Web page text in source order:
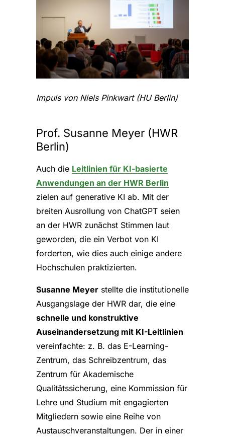
Impuls von Niels Pinkwart (HU Berlin)
Prof. Susanne Meyer (HWR
Berlin)
Auch die Leitlinien für KI-basierte
Anwendungen an der HWR Berlin
zielen auf generative KI ab. Mit der
breiten Ausrollung von ChatGPT seien
an der HWR zunächst Stimmen laut
geworden, die ein Verbot von KI
forderten, wie dies auch einige andere
Hochschulen praktizierten.
Susanne Meyer stellte die institutionelle
Ausgangslage der HWR dar, die eine
schnelle und konstruktive
Auseinandersetzung mit KI-Leitlinien
vereinfachte: z. B. das E-Learning-
Zentrum, das Schreibzentrum, das
Zentrum für Akademische
Qualitätssicherung, eine Kommission für
Lehre und Studium mit engagierten
Mitgliedern sowie eine Reihe von
Austauschveranstaltungen. Der in einer